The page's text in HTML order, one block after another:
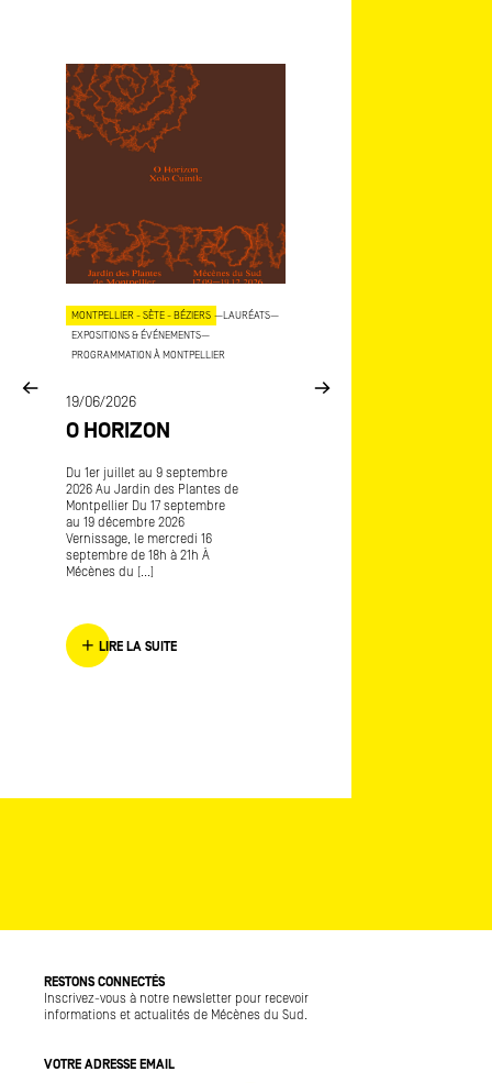
MONTPELLIER - SÈTE - BÉZIERS —LAURÉATS—
EXPOSITIONS & ÉVÉNEMENTS—
PROGRAMMATION À MONTPELLIER
19/06/2026
O HORIZON
Du 1er juillet au 9 septembre
2026 Au Jardin des Plantes de
Montpellier Du 17 septembre
au 19 décembre 2026
Vernissage, le mercredi 16
septembre de 18h à 21h À
Mécènes du [...]
LIRE LA SUITE
15/06/2026
RESTONS CONNECTÉS
Inscrivez-vous à notre newsletter pour recevoir
informations et actualités de Mécènes du Sud.
VOTRE ADRESSE EMAIL